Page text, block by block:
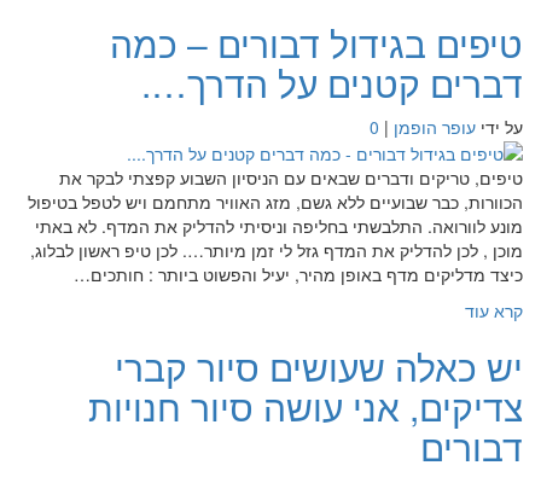
טיפים בגידול דבורים – כמה
דברים קטנים על הדרך….
על ידי עופר הופמן |
0
טיפים, טריקים ודברים שבאים עם הניסיון השבוע קפצתי לבקר את
הכוורות, כבר שבועיים ללא גשם, מזג האוויר מתחמם ויש לטפל בטיפול
מונע לוורואה. התלבשתי בחליפה וניסיתי להדליק את המדף. לא באתי
מוכן , לכן להדליק את המדף גזל לי זמן מיותר…. לכן טיפ ראשון לבלוג,
כיצד מדליקים מדף באופן מהיר, יעיל והפשוט ביותר : חותכים…
קרא עוד
יש כאלה שעושים סיור קברי
צדיקים, אני עושה סיור חנויות
דבורים